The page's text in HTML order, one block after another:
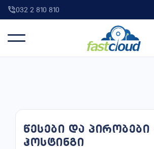
032 2 810 810
წესები და პირობები
ჰოსტინგი